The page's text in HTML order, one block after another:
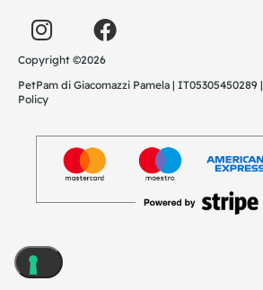
Copyright ©2026
PetPam di Giacomazzi Pamela | IT05305450289 |
Policy